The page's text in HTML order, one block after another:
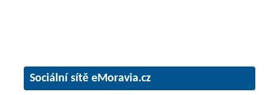
Sociální sítě eMoravia.cz